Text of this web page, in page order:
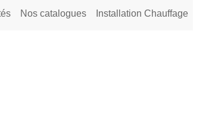
Nos catalogues Installation Chauffage